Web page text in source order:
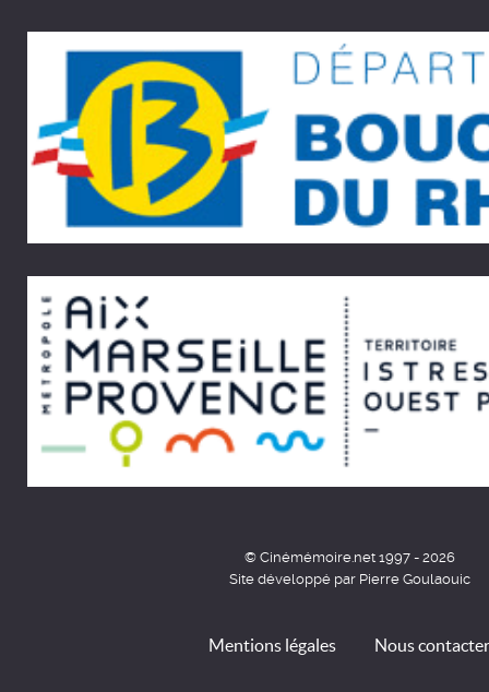
© Cinémémoire.net 1997 - 2026
Site développé par Pierre Goulaouic
Mentions légales Nous contacter